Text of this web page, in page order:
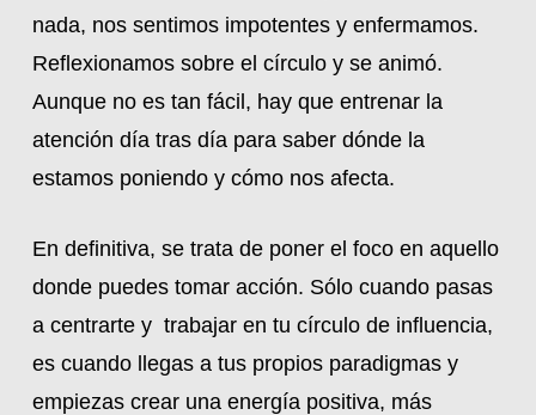
nada, nos sentimos impotentes y enfermamos.
Reflexionamos sobre el círculo y se animó.
Aunque no es tan fácil, hay que entrenar la
atención día tras día para saber dónde la
estamos poniendo y cómo nos afecta.
En definitiva, se trata de poner el foco en aquello
donde puedes tomar acción. Sólo cuando pasas
a centrarte y trabajar en tu círculo de influencia,
es cuando llegas a tus propios paradigmas y
empiezas crear una energía positiva, más